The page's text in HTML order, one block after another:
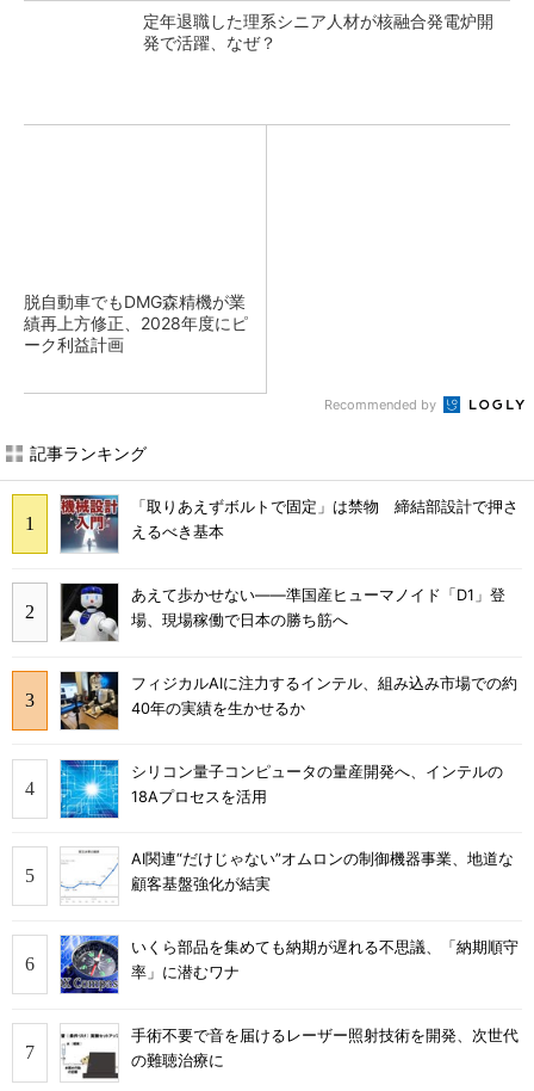
定年退職した理系シニア人材が核融合発電炉開
発で活躍、なぜ？
脱自動車でもDMG森精機が業
績再上方修正、2028年度にピ
ーク利益計画
Recommended by
記事ランキング
「取りあえずボルトで固定」は禁物 締結部設計で押さ
えるべき基本
あえて歩かせない――準国産ヒューマノイド「D1」登
場、現場稼働で日本の勝ち筋へ
フィジカルAIに注力するインテル、組み込み市場での約
40年の実績を生かせるか
シリコン量子コンピュータの量産開発へ、インテルの
18Aプロセスを活用
AI関連“だけじゃない”オムロンの制御機器事業、地道な
顧客基盤強化が結実
いくら部品を集めても納期が遅れる不思議、「納期順守
率」に潜むワナ
手術不要で音を届けるレーザー照射技術を開発、次世代
の難聴治療に